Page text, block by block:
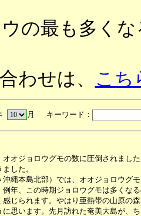
の最も多く
わせは、 こち
月 キーワード：
オジョロウグモの数に圧倒されまし
した。
縄本島北部）では、オオジョロウグ
年、この時期ジョロウグモは多くな
じられます。やはり亜熱帯の山原の
思います。先月訪れた奄美大島が、